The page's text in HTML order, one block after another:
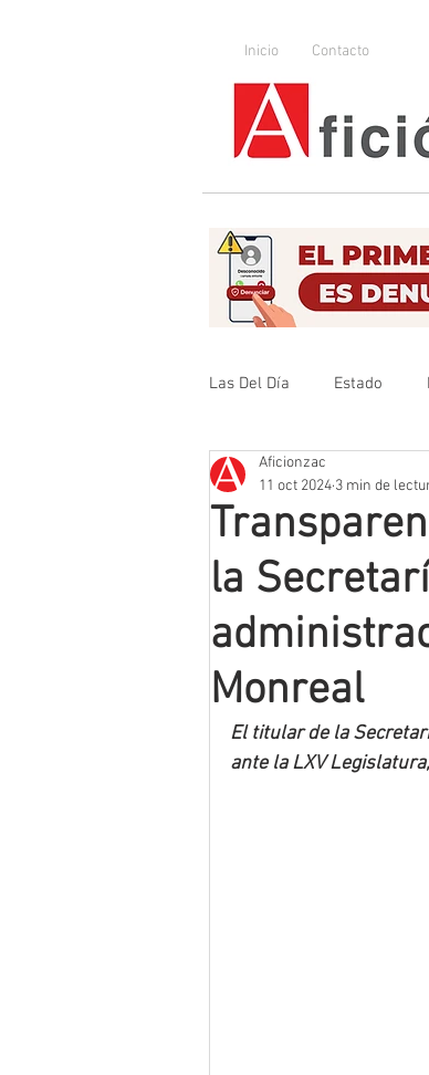
Inicio Contacto
Las Del Día Estado
Que no se olvide
Mineros LNBP
la
Monreal
Aficionzac
11 oct 2024 3 min de
El titular de la
ante la LXV